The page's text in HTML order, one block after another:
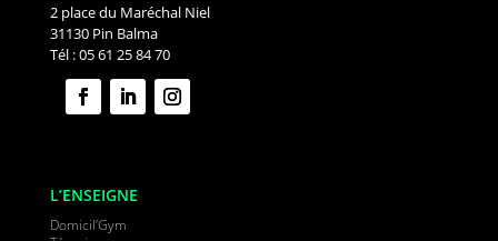
2 place du Maréchal Niel
31130 Pin Balma
Tél : 05 61 25 84 70
L’ENSEIGNE
Domicil’Gym